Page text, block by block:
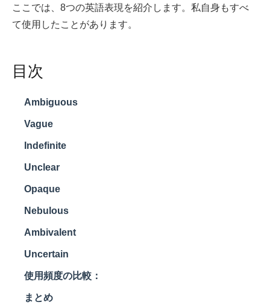
ここでは、8つの英語表現を紹介します。私自身もすべ
て使用したことがあります。
目次
Ambiguous
Vague
Indefinite
Unclear
Opaque
Nebulous
Ambivalent
Uncertain
使用頻度の比較：
まとめ